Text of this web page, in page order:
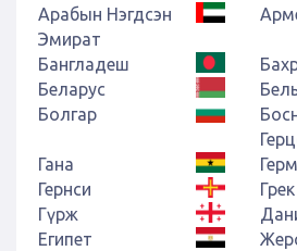
Арабын Нэгдсэн
Эмират
Бангладеш
Беларус
Болгар
Гана
Гернси
Грек
Гүрж
Египет